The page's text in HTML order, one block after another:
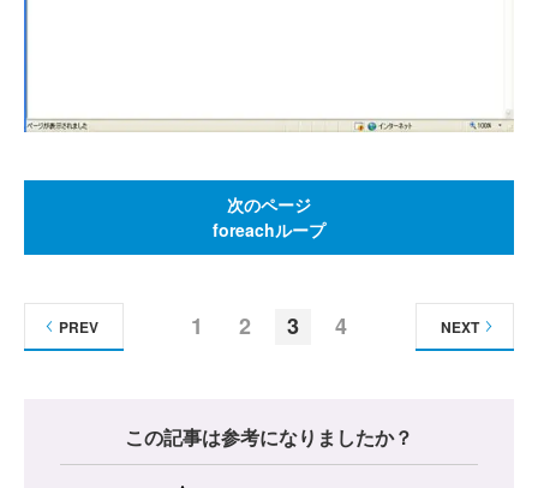
次のページ
foreachループ
1 2 3 4
PREV NEXT
この記事は参考になりましたか？